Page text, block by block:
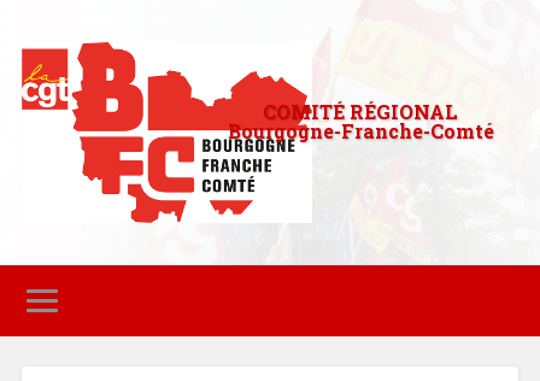
COMITÉ RÉGIONAL
Bourgogne-Franche-Comté